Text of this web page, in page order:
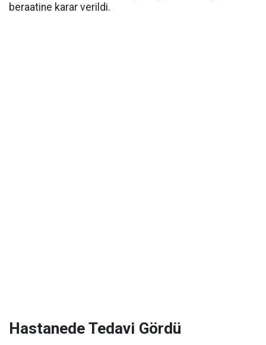
beraatine karar verildi.
Hastanede Tedavi Gördü